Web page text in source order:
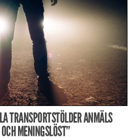
TRANSPORTSTÖLDER ANMÄLS
MENINGSLÖST”